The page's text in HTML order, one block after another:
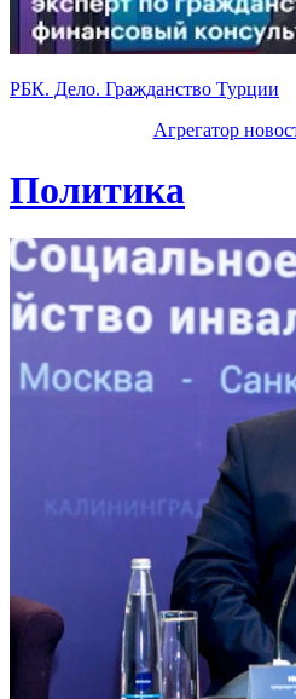
РБК. Дело. Гражданство Турции
Агрегатор
Политика